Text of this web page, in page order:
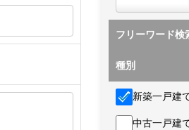
フリーワード検
種別
新築一戸建
中古一戸建